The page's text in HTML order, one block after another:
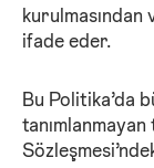
ifade eder.
Bu Politika’da